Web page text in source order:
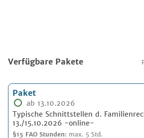
Verfügbare Pakete
Paket
ab 13.10.2026
Typische Schnittstellen d.
13./15.10.2026 -online-
§15 FAO Stunden: max. 5 Std.